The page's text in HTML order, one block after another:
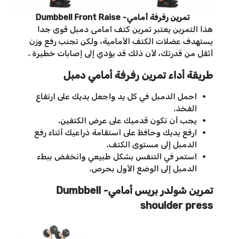
تمرين رفرفة أمامي- Dumbbell Front Raise
هذا التمرين يعتبر تمرين كتف امامى دمبل قوى جدا
يستهدف عضلات الكتف الأمامية، ولكن تجنب رفع وزن
أثقل من قدرتك، لأن ذلك قد يؤدي إلى إصابات خطيرة .
طريقة أداءتمرين رفرفة أمامي دمبل
احمل الدمبل في كل يد واجعل يديك على ارتفاع
الفخذ.
يجب أن تكون قدميك على عرض الكتفين.
ارفع يديك وحافظ على استقامة ذراعيك أثناء رفع
الدمبل إلى مستوى الكتف.
استمر في التنفس بشكل طبيعي وانخفض ببطء
الدمبل إلى الوضع الأول بحرص.
تمرين شولدر بريس أمامي- Dumbbell
shoulder press